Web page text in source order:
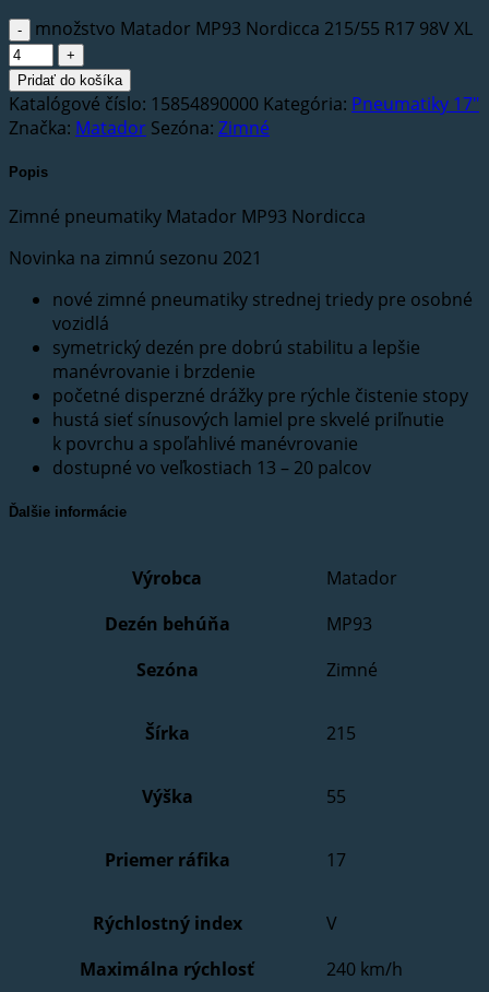
množstvo Matador MP93 Nordicca 215/55 R17 98V XL
Pridať do košíka
Katalógové číslo: 15854890000 Kategória: Pneumatiky 17"
Značka: Matador Sezóna: Zimné
Popis
Zimné pneumatiky Matador MP93 Nordicca
Novinka na zimnú sezonu 2021
nové zimné pneumatiky strednej triedy pre osobné
vozidlá
symetrický dezén pre dobrú stabilitu a lepšie
manévrovanie i brzdenie
početné disperzné drážky pre rýchle čistenie stopy
hustá sieť sínusových lamiel pre skvelé priľnutie
k povrchu a spoľahlivé manévrovanie
dostupné vo veľkostiach 13 – 20 palcov
Ďalšie informácie
Výrobca
Matador
Dezén behúňa
MP93
Sezóna
Zimné
Šírka 215
Výška 55
Priemer ráfika 17
Rýchlostný index
V
Maximálna rýchlosť
240 km/h